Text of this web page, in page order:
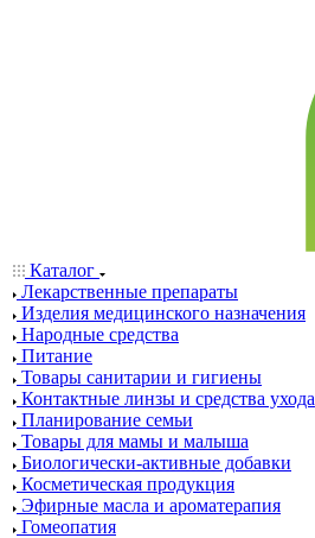
Каталог
Лекарственные препараты
Изделия медицинского назначения
Народные средства
Питание
Товары санитарии и гигиены
Контактные линзы и средства ухода
Планирование семьи
Товары для мамы и малыша
Биологически-активные добавки
Косметическая продукция
Эфирные масла и ароматерапия
Гомеопатия